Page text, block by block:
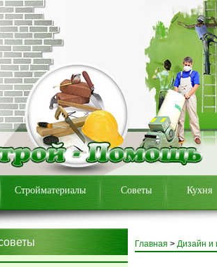
Стройматериалы Советы Кухня
Главная > Дизайн и